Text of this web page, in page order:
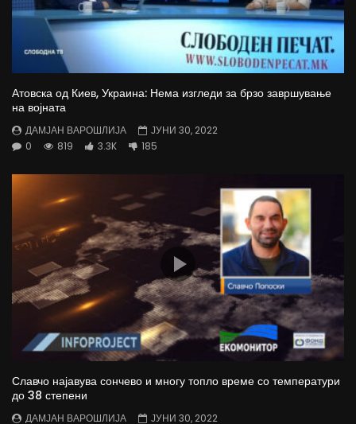
Атовска од Киев, Украина: Нема изгледи за брзо завршување
на војната
ДАМЈАН ВАРОШЛИЈА
ЈУНИ 30, 2022
0
819 3.3K 185
Славчо најавува сончево и многу топло време со температури
до 38 степени
ДАМЈАН ВАРОШЛИЈА
ЈУНИ 30, 2022